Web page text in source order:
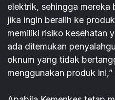
elektrik, sehingga mereka
jika ingin beralih ke
memiliki risiko kesehatan
ada ditemukan
oknum yang tidak
menggunakan produk